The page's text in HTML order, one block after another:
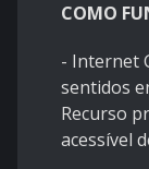
COMO
- Internet
sentidos
Recurso
acessível